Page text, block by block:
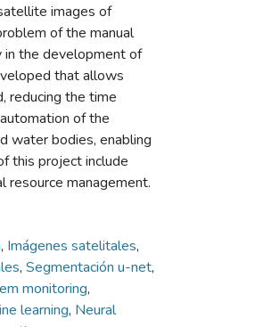
images of
of the manual
in the development of
that allows
reducing the time
of the
water bodies, enabling
this project include
resource management.
, Imágenes satelitales,
, Segmentación u-net,
monitoring,
learning, Neural